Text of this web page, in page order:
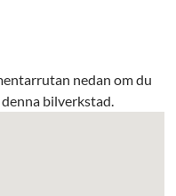
nedan om du
bilverkstad.